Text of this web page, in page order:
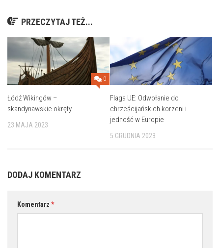
PRZECZYTAJ TEŻ...
0
Łódź Wikingów –
skandynawskie okręty
23 MAJA 2023
Flaga UE: Odwołanie do
chrześcijańskich korzeni i
jedność w Europie
5 GRUDNIA 2023
DODAJ KOMENTARZ
Komentarz *